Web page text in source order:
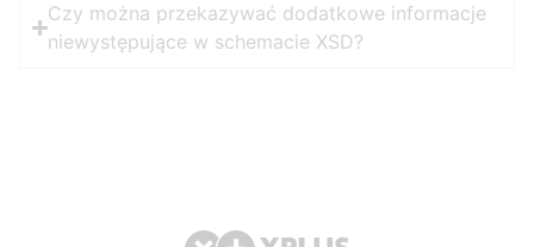
Czy można przekazywać dodatkowe informacje
niewystępujące w schemacie XSD?